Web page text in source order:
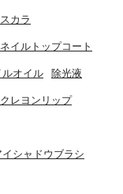
カラ
ネイルトップコート
ルオイル 除光液
クレヨンリップ
イシャドウブラシ